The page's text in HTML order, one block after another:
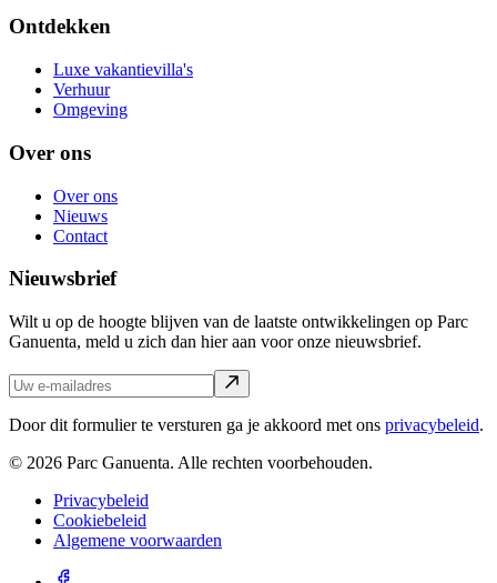
Ontdekken
Luxe vakantievilla's
Verhuur
Omgeving
Over ons
Over ons
Nieuws
Contact
Nieuwsbrief
Wilt u op de hoogte blijven van de laatste ontwikkelingen op Parc
Ganuenta, meld u zich dan hier aan voor onze nieuwsbrief.
Door dit formulier te versturen ga je akkoord met ons privacybeleid.
© 2026 Parc Ganuenta. Alle rechten voorbehouden.
Privacybeleid
Cookiebeleid
Algemene voorwaarden